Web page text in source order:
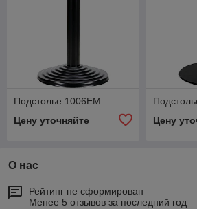
Подстолье 1006EM
Цену уточняйте
Цену
О нас
Рейтинг не сформирован
Менее 5 отзывов за последний год